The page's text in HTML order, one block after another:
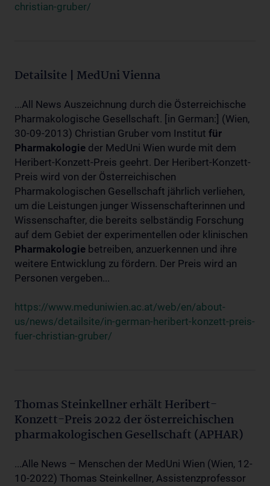
christian-gruber/
Detailsite | MedUni Vienna
...All News Auszeichnung durch die Österreichische
Pharmakologische Gesellschaft. [in German:] (Wien,
30-09-2013) Christian Gruber vom Institut für
Pharmakologie der MedUni Wien wurde mit dem
Heribert-Konzett-Preis geehrt. Der Heribert-Konzett-
Preis wird von der Österreichischen
Pharmakologischen Gesellschaft jährlich verliehen,
um die Leistungen junger Wissenschafterinnen und
Wissenschafter, die bereits selbständig Forschung
auf dem Gebiet der experimentellen oder klinischen
Pharmakologie betreiben, anzuerkennen und ihre
weitere Entwicklung zu fördern. Der Preis wird an
Personen vergeben...
https://www.meduniwien.ac.at/web/en/about-
us/news/detailsite/in-german-heribert-konzett-preis-
fuer-christian-gruber/
Thomas Steinkellner erhält Heribert-
Konzett-Preis 2022 der österreichischen
pharmakologischen Gesellschaft (APHAR)
...Alle News – Menschen der MedUni Wien (Wien, 12-
10-2022) Thomas Steinkellner, Assistenzprofessor